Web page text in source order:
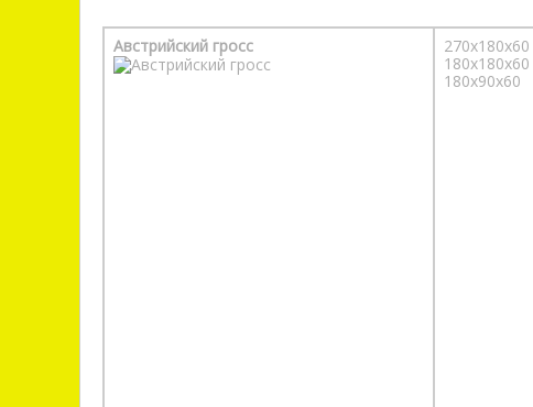
Австрийский гросс
270х180х60
180х180х60
180х90х60